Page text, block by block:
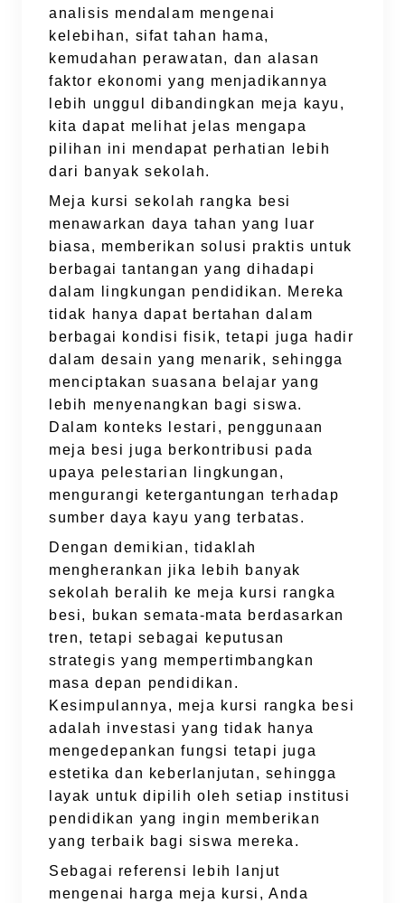
analisis mendalam mengenai
kelebihan, sifat tahan hama,
kemudahan perawatan, dan alasan
faktor ekonomi yang menjadikannya
lebih unggul dibandingkan meja kayu,
kita dapat melihat jelas mengapa
pilihan ini mendapat perhatian lebih
dari banyak sekolah.
Meja kursi sekolah rangka besi
menawarkan daya tahan yang luar
biasa, memberikan solusi praktis untuk
berbagai tantangan yang dihadapi
dalam lingkungan pendidikan. Mereka
tidak hanya dapat bertahan dalam
berbagai kondisi fisik, tetapi juga hadir
dalam desain yang menarik, sehingga
menciptakan suasana belajar yang
lebih menyenangkan bagi siswa.
Dalam konteks lestari, penggunaan
meja besi juga berkontribusi pada
upaya pelestarian lingkungan,
mengurangi ketergantungan terhadap
sumber daya kayu yang terbatas.
Dengan demikian, tidaklah
mengherankan jika lebih banyak
sekolah beralih ke meja kursi rangka
besi, bukan semata-mata berdasarkan
tren, tetapi sebagai keputusan
strategis yang mempertimbangkan
masa depan pendidikan.
Kesimpulannya, meja kursi rangka besi
adalah investasi yang tidak hanya
mengedepankan fungsi tetapi juga
estetika dan keberlanjutan, sehingga
layak untuk dipilih oleh setiap institusi
pendidikan yang ingin memberikan
yang terbaik bagi siswa mereka.
Sebagai referensi lebih lanjut
mengenai harga meja kursi, Anda